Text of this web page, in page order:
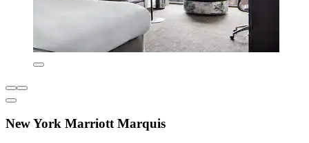
New York Marriott Marquis